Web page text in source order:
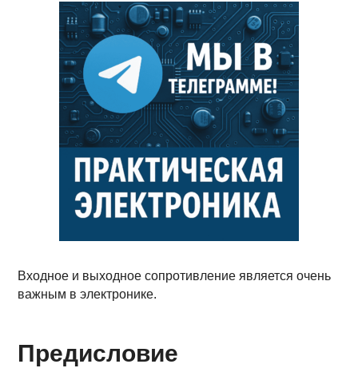
Входное и выходное сопротивление является очень
важным в электронике.
Предисловие